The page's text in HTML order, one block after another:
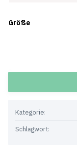
Größe
Kategorie:
Schlagwort: